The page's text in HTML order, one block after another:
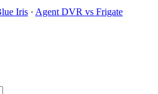
Iris · Agent DVR vs Frigate